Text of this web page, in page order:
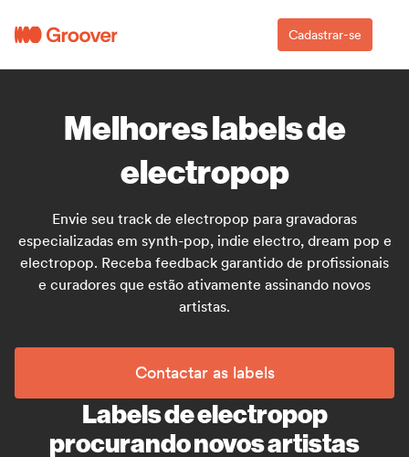
Cadastrar-se
Melhores labels de
electropop
Envie seu track de electropop para gravadoras
especializadas em synth-pop, indie electro, dream pop e
electropop. Receba feedback garantido de profissionais
e curadores que estão ativamente assinando novos
artistas.
Contactar as labels
Labels de electropop
procurando novos artistas